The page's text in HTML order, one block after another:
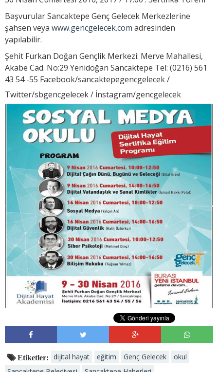
Başvurular Sancaktepe Genç Gelecek Merkezlerine
şahsen veya www.gencgelecek.com adresinden
yapılabilir.
Şehit Furkan Doğan Gençlik Merkezi: Merve Mahallesi,
Akabe Cad. No:29 Yenidoğan Sancaktepe Tel: (0216) 561
43 54 -55 Facebook/sancaktepegencgelecek /
Twitter/sbgencgelecek / İnstagram/gencgelecek
Etiketler: dijital hayat eğitim Genç Gelecek
okul